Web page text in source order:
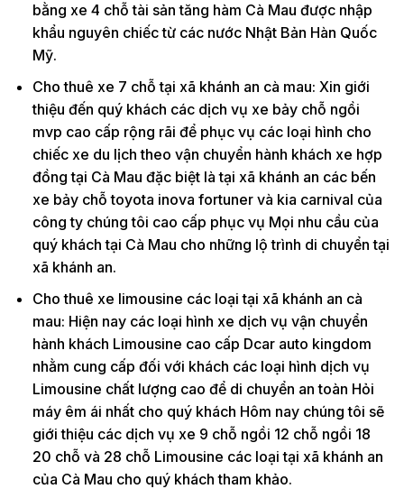
bằng xe 4 chỗ tài sản tăng hàm Cà Mau được nhập
khẩu nguyên chiếc từ các nước Nhật Bản Hàn Quốc
Mỹ.
Cho thuê xe 7 chỗ tại xã khánh an cà mau: Xin giới
thiệu đến quý khách các dịch vụ xe bảy chỗ ngồi
mvp cao cấp rộng rãi để phục vụ các loại hình cho
chiếc xe du lịch theo vận chuyển hành khách xe hợp
đồng tại Cà Mau đặc biệt là tại xã khánh an các bến
xe bảy chỗ toyota inova fortuner và kia carnival của
công ty chúng tôi cao cấp phục vụ Mọi nhu cầu của
quý khách tại Cà Mau cho những lộ trình di chuyển tại
xã khánh an.
Cho thuê xe limousine các loại tại xã khánh an cà
mau: Hiện nay các loại hình xe dịch vụ vận chuyển
hành khách Limousine cao cấp Dcar auto kingdom
nhằm cung cấp đối với khách các loại hình dịch vụ
Limousine chất lượng cao để di chuyển an toàn Hỏi
máy êm ái nhất cho quý khách Hôm nay chúng tôi sẽ
giới thiệu các dịch vụ xe 9 chỗ ngồi 12 chỗ ngồi 18
20 chỗ và 28 chỗ Limousine các loại tại xã khánh an
của Cà Mau cho quý khách tham khảo.